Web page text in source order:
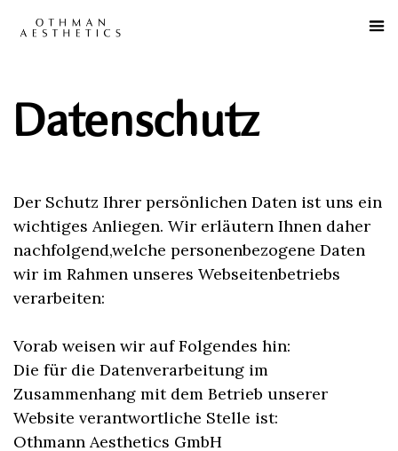
Datenschutz
Der Schutz Ihrer persönlichen Daten ist uns ein
wichtiges Anliegen. Wir erläutern Ihnen daher
nachfolgend,welche personenbezogene Daten
wir im Rahmen unseres Webseitenbetriebs
verarbeiten:
Vorab weisen wir auf Folgendes hin:
Die für die Datenverarbeitung im
Zusammenhang mit dem Betrieb unserer
Website verantwortliche Stelle ist:
Othmann Aesthetics GmbH